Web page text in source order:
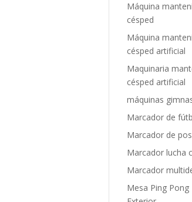
Máquina
césped
Máquina
césped artificial
Maquinaria
césped artificial
máquinas
Marcador de
Marcador de
Marcador lucha
Marcador
Mesa Ping